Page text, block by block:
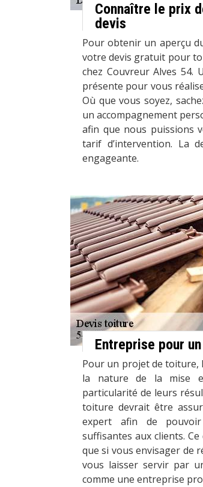
Connaître le prix
devis
Pour obtenir un aperçu
votre devis gratuit pour
chez Couvreur Alves 54.
présente pour vous
Où que vous soyez,
un accompagnement
afin que nous puissions
tarif d’intervention. La
engageante.
Entreprise pour
Pour un projet de toiture,
la nature de la mise
particularité de leurs
toiture devrait être
expert afin de
suffisantes aux clients.
que si vous envisager de
vous laisser servir par
comme une entreprise